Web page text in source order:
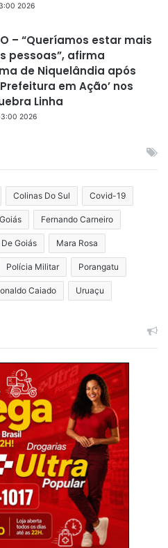
2026
– “Queríamos estar mais
pessoas”, afirma
de Niquelândia após
em Ação’ nos
Linha
2026
Colinas Do Sul Covid-19
Fernando Carneiro
Goiás Mara Rosa
Polícia Militar Porangatu
Caiado Uruaçu